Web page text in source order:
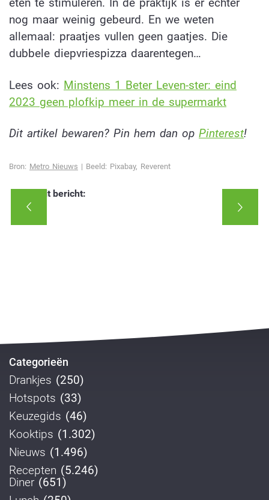
nog maar weinig gebeurd. En we weten
allemaal: praatjes vullen geen gaatjes. Die
dubbele diepvriespizza daarentegen…
Lees ook: Minstens 1 Beter Leven-ster: eind
2023 geen plofkip meer in de supermarkt
Dit artikel bewaren? Pin hem dan op Pinterest!
Bron: Metro Nieuws | Beeld: Pixabay, Reverent
Deel dit bericht:
Categorieën
Drankjes (250)
Hotspots (33)
Keuzegids (46)
Kooktips (1.302)
Nieuws (1.496)
Recepten (5.246)
Diner (651)